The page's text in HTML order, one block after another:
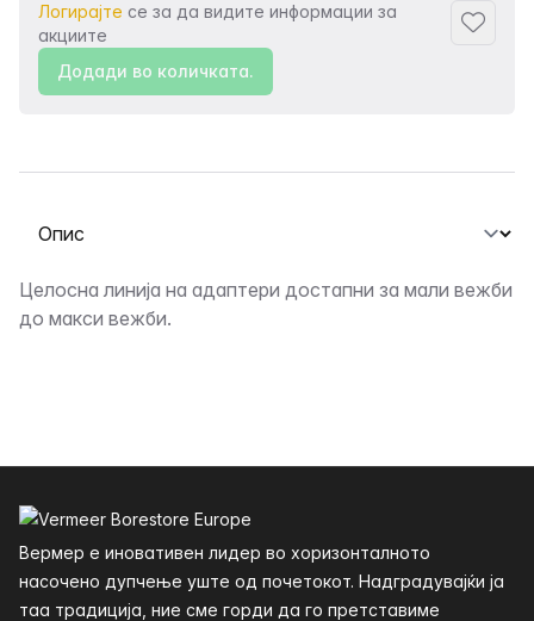
Логирајте се за да видите информации за
акциите
Додади во количката.
Изберете таб
Опис
Целосна линија на адаптери достапни за мали вежби
до макси вежби.
Вермер е иновативен лидер во хоризонталното
насочено дупчење уште од почетокот. Надградувајќи ја
таа традиција, ние сме горди да го претставиме